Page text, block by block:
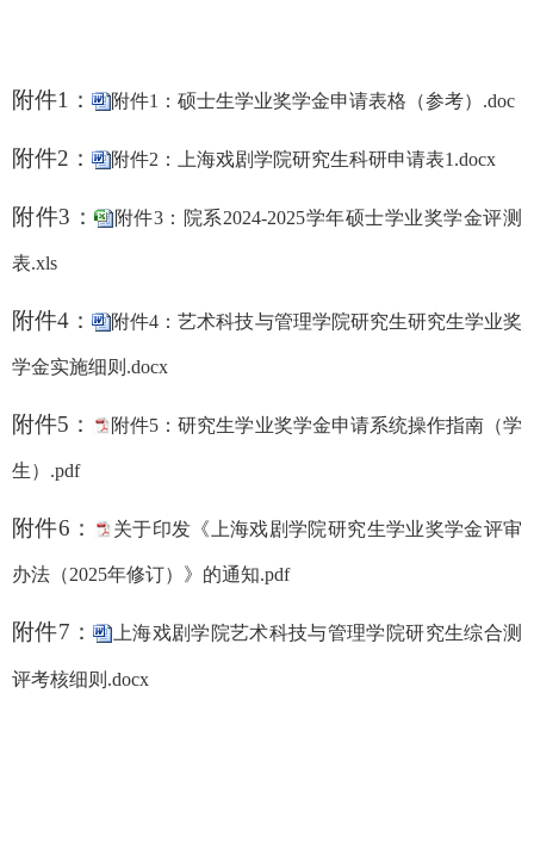
附件1： 附件1：硕士生学业奖学金申请表格（参考）.doc
附件2： 附件2：上海戏剧学院研究生科研申请表1.docx
附件3 ： 附件3：院系2024-2025学年硕士学业奖学金评测
表.xls
附件4 ： 附件4：艺术科技与管理学院研究生研究生学业奖
学金实施细则.docx
附件5： 附件5：研究生学业奖学金申请系统操作指南（学
生）.pdf
附件6： 关于印发《上海戏剧学院研究生学业奖学金评审
办法（2025年修订）》的通知.pdf
附件7： 上海戏剧学院艺术科技与管理学院研究生综合测
评考核细则.docx